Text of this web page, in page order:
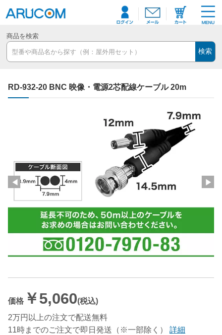
商品を検索
検索
RD-932-20 BNC 映像・電源2芯配線ケーブル 20m
◀ ▶
価格 ￥5,060(税込)
2万円以上の注文で配送無料
11時までのご注文で即日発送（※一部除く）
詳細